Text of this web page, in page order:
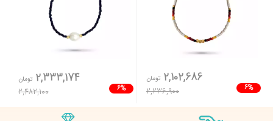
6%
2,102,686 تومان
2,236,900
6%
2,333,174 تومان
2,482,100